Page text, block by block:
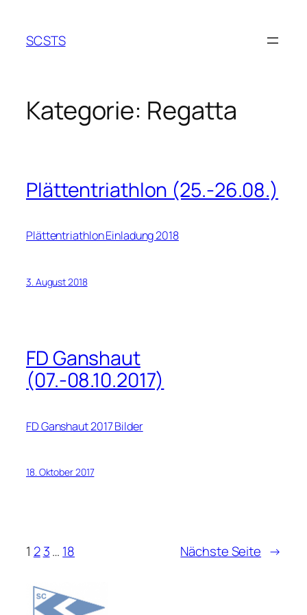
springen
SCSTS
Kategorie: Regatta
Plättentriathlon (25.-26.08.)
Plättentriathlon Einladung 2018
3. August 2018
FD Ganshaut
(07.-08.10.2017)
FD Ganshaut 2017 Bilder
18. Oktober 2017
1 2 3… 18 Nächste Seite →